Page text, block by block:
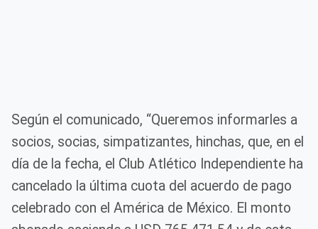
Según el comunicado, “Queremos informarles a
socios, socias, simpatizantes, hinchas, que, en el
día de la fecha, el Club Atlético Independiente ha
cancelado la última cuota del acuerdo de pago
celebrado con el América de México. El monto